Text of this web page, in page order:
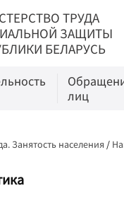
ТРУДА
ЗАЩИТЫ
БЕЛАРУСЬ
лиц
Занятость населения /